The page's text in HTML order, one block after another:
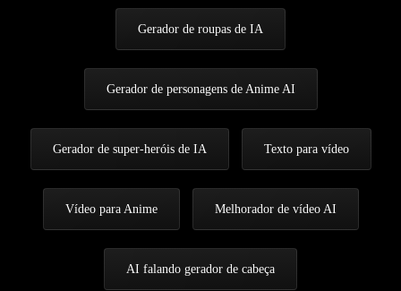
Gerador de roupas de IA
Gerador de personagens de Anime AI
Gerador de super-heróis de IA Texto para vídeo
Vídeo para Anime Melhorador de vídeo AI
AI falando gerador de cabeça